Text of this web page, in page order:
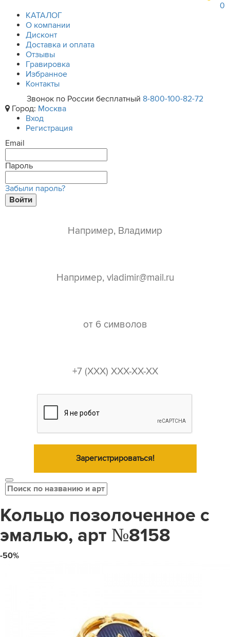
0
КАТАЛОГ
О компании
Дисконт
Доставка и оплата
Отзывы
Гравировка
Избранное
Контакты
Звонок по России бесплатный 8-800-100-82-72
Город: Москва
Вход
Регистрация
Email
Пароль
Забыли пароль?
Войти
Зарегистрироваться!
Кольцо позолоченное с
эмалью, арт №8158
-50%